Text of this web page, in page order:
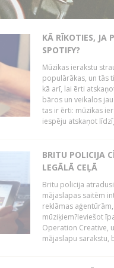
KĀ RĪKOTIES, JA
SPOTIFY?
Mūzikas ierakstu
populārākas, un tās
kā arī, lai ērti
bāros un veikalos
tas ir ērti: mūzikas
iespēju atskaņot
BRITU POLICIJA
LEGĀLĀ CEĻĀ
Britu policija
mājaslapas saitēm
reklāmas
mūziķiem?Ieviešot
Operation Creative,
mājaslapu sarakstu,